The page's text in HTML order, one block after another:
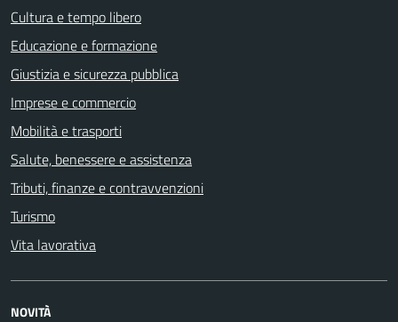
Cultura e tempo libero
Educazione e formazione
Giustizia e sicurezza pubblica
Imprese e commercio
Mobilità e trasporti
Salute, benessere e assistenza
Tributi, finanze e contravvenzioni
Turismo
Vita lavorativa
NOVITÀ